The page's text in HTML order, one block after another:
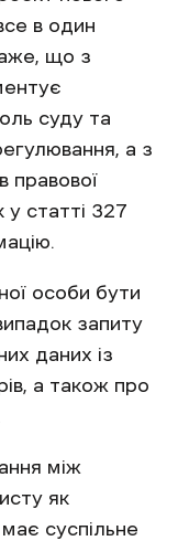
в один
що з
суду та
а з
правової
у статті 327
особи бути
запиту
даних із
а також про
між
як
суспільне